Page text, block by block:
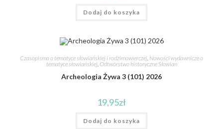
Dodaj do koszyka
Czasopisma o tematyce słowiańskiej i rodzimowierczej, Nowości wydawnicze o
tematyce słowiańskiej, Odtwórstwo historyczne Słowian
Archeologia Żywa 3 (101) 2026
19,95zł
Dodaj do koszyka